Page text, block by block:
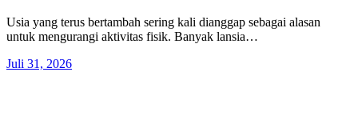
Usia yang terus bertambah sering kali dianggap sebagai alasan
untuk mengurangi aktivitas fisik. Banyak lansia…
Juli 31, 2026